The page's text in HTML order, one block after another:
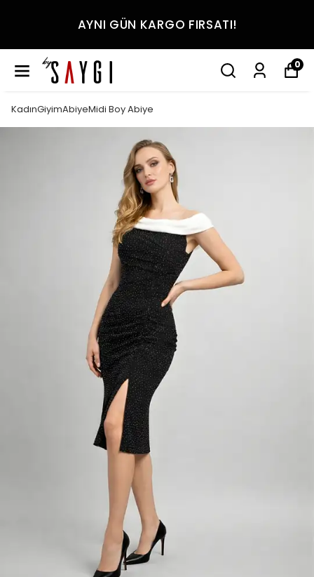
AYNI GÜN KARGO FIRSATI!
0
KadınGiyimAbiyeMidi Boy Abiye